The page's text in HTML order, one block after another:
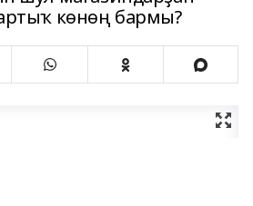
көнөң бармы?